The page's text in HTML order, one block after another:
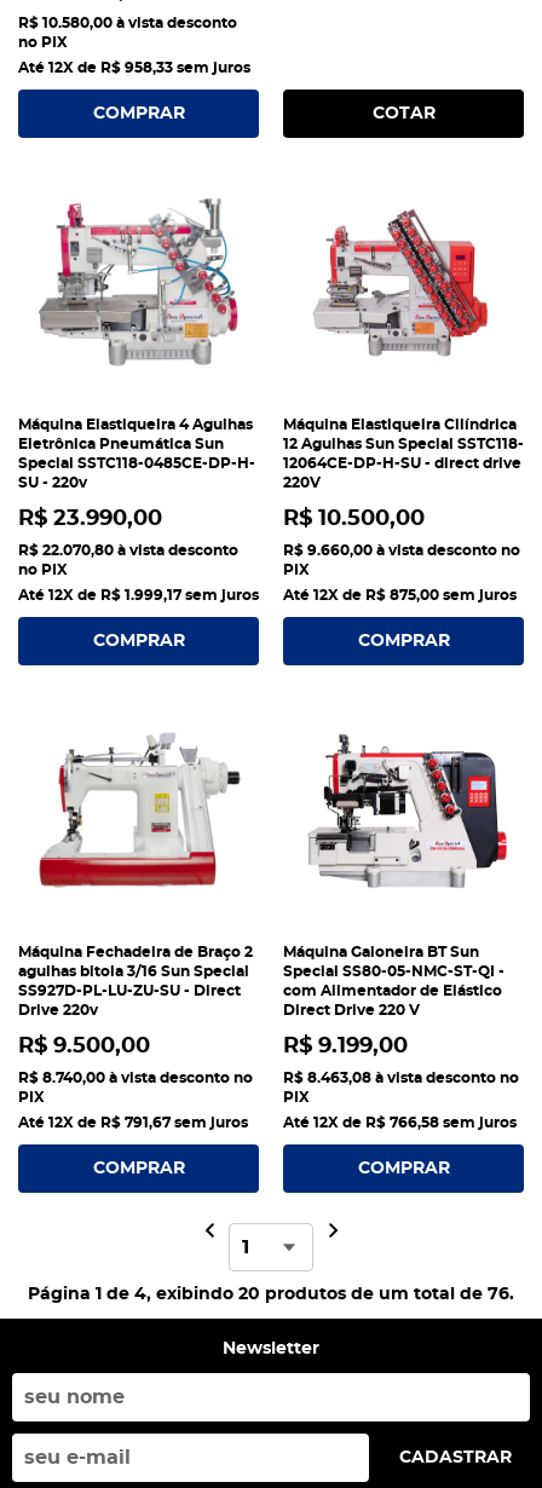
R$ 10.580,00 à vista desconto
no PIX
Até 12X de R$ 958,33 sem juros
COMPRAR COTAR
Máquina Elastiqueira 4 Agulhas
Eletrônica Pneumática Sun
Special SSTC118-0485CE-DP-H-
SU - 220v
R$ 23.990,00
R$ 22.070,80 à vista desconto
no PIX
Até 12X de R$ 1.999,17 sem juros
COMPRAR
Máquina Elastiqueira Cilíndrica
12 Agulhas Sun Special SSTC118-
12064CE-DP-H-SU - direct drive
220V
R$ 10.500,00
R$ 9.660,00 à vista desconto no
PIX
Até 12X de R$ 875,00 sem juros
COMPRAR
Máquina Fechadeira de Braço 2
agulhas bitola 3/16 Sun Special
SS927D-PL-LU-ZU-SU - Direct
Drive 220v
R$ 9.500,00
R$ 8.740,00 à vista desconto no
PIX
Até 12X de R$ 791,67 sem juros
COMPRAR
Máquina Galoneira BT Sun
Special SS80-05-NMC-ST-QI -
com Alimentador de Elástico
Direct Drive 220 V
R$ 9.199,00
R$ 8.463,08 à vista desconto no
PIX
Até 12X de R$ 766,58 sem juros
COMPRAR
Página 1 de 4, exibindo 20 produtos de um total de 76.
Newsletter
CADASTRAR